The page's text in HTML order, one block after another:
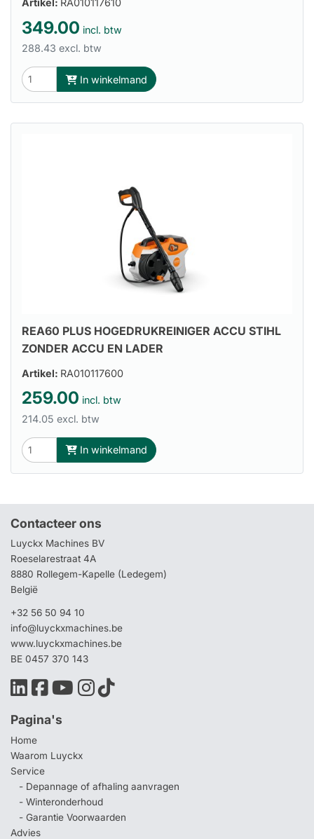
Artikel: RA010117610
349.00 incl. btw
288.43 excl. btw
In winkelmand
REA60 PLUS HOGEDRUKREINIGER ACCU STIHL
ZONDER ACCU EN LADER
Artikel: RA010117600
259.00 incl. btw
214.05 excl. btw
In winkelmand
Contacteer ons
Luyckx Machines BV
Roeselarestraat 4A
8880 Rollegem-Kapelle (Ledegem)
België
+32 56 50 94 10
info@luyckxmachines.be
www.luyckxmachines.be
BE 0457 370 143
Pagina's
Home
Waarom Luyckx
Service
- Depannage of afhaling aanvragen
- Winteronderhoud
- Garantie Voorwaarden
Advies